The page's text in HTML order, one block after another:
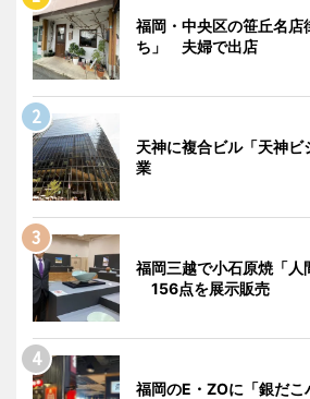
福岡・中央区の笹丘名店
ち」 夫婦で出店
天神に複合ビル「天神
業
福岡三越で小石原焼「人
156点を展示販売
福岡のE・ZOに「銀だこ